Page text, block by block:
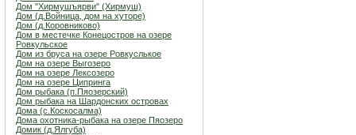
Дом "Хирмушъярви" (Хирмуш)
Дом (д.Войница, дом на хуторе)
Дом (д.Коровниково)
Дом в местечке Конецостров на озере
Ровкульское
Дом из бруса на озере Ровкуслькое
Дом на озере Выгозеро
Дом на озере Лексозеро
Дом на озере Ципринга
Дом рыбака (п.Пяозерский)
Дом рыбака на Шардонских островах
Дома (с.Коскосалма)
Дома охотника-рыбака на озере Пяозеро
Домик (д.Ялгуба)